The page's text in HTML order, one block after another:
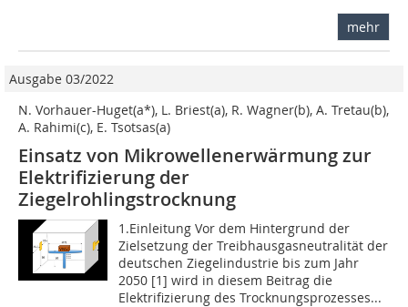
mehr
Ausgabe 03/2022
N. Vorhauer-Huget(a*), L. Briest(a), R. Wagner(b), A. Tretau(b),
A. Rahimi(c), E. Tsotsas(a)
Einsatz von Mikrowellenerwärmung zur
Elektrifizierung der
Ziegelrohlingstrocknung
1.Einleitung Vor dem Hintergrund der
Zielsetzung der Treibhausgasneutralität der
deutschen Ziegelindustrie bis zum Jahr
2050 [1] wird in diesem Beitrag die
Elektrifizierung des Trocknungsprozesses...